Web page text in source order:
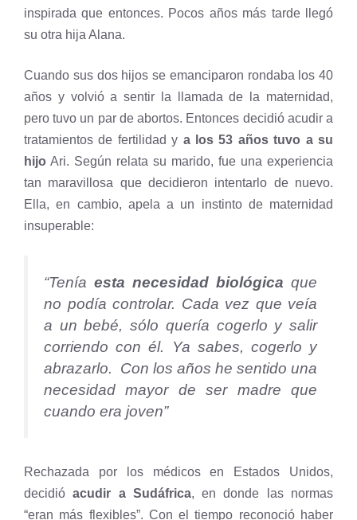
inspirada que entonces. Pocos años más tarde llegó
su otra hija Alana.
Cuando sus dos hijos se emanciparon rondaba los 40
años y volvió a sentir la llamada de la maternidad,
pero tuvo un par de abortos. Entonces decidió acudir a
tratamientos de fertilidad y a los 53 años tuvo a su
hijo Ari. Según relata su marido, fue una experiencia
tan maravillosa que decidieron intentarlo de nuevo.
Ella, en cambio, apela a un instinto de maternidad
insuperable:
“Tenía esta necesidad biológica que
no podía controlar. Cada vez que veía
a un bebé, sólo quería cogerlo y salir
corriendo con él. Ya sabes, cogerlo y
abrazarlo. Con los años he sentido una
necesidad mayor de ser madre que
cuando era joven”
Rechazada por los médicos en Estados Unidos,
decidió acudir a Sudáfrica, en donde las normas
“eran más flexibles”. Con el tiempo reconoció haber